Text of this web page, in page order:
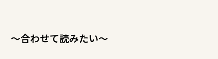
～合わせて読みたい～